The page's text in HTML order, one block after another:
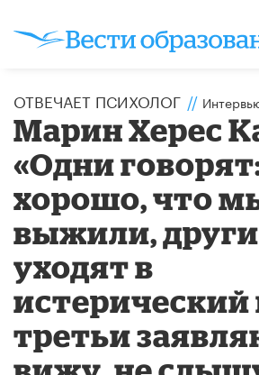
ОТВЕЧАЕТ ПСИХОЛОГ //
Марин Херес
«Одни
хорошо, что
выжили,
уходят в
третьи